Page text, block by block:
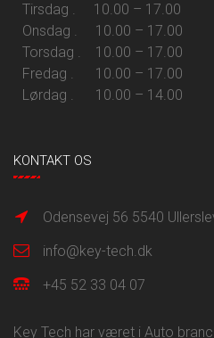
Tirsdag . 10.00 – 17.00
Onsdag . 10.00 – 17.00
Torsdag . 10.00 – 17.00
Fredag . 10.00 – 17.00
Lørdag . 10.00 – 14.00
KONTAKT OS
Odensevej 56 5540
info@key-tech.dk
+45 52 33 04 07
Key Tech har været i Auto